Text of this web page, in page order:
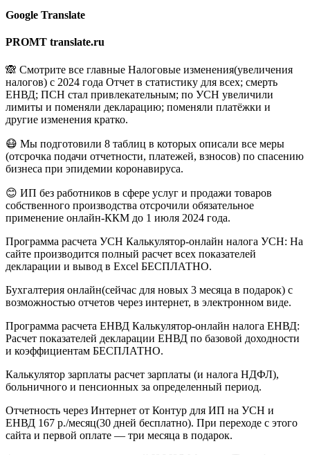
Google Translate
PROMT translate.ru
🙈 Смотрите все главные Налоговые изменения(увеличения
налогов) с 2024 года Отчет в статистику для всех; смерть
ЕНВД; ПСН стал привлекательным; по УСН увеличили
лимиты и поменяли декларацию; поменяли платёжки и
другие изменения кратко.
😷 Мы подготовили 8 таблиц в которых описали все меры
(отсрочка подачи отчетности, платежей, взносов) по спасению
бизнеса при эпидемии коронавируса.
😊 ИП без работников в сфере услуг и продажи товаров
собственного производства отсрочили обязательное
применение онлайн-ККМ до 1 июля 2024 года.
Программа расчета УСН Калькулятор-онлайн налога УСН: На
сайте производится полный расчет всех показателей
декларации и вывод в Excel БЕСПЛАТНО.
Бухгалтерия онлайн(сейчас для новых 3 месяца в подарок) c
возможностью отчетов через интернет, в электронном виде.
Программа расчета ЕНВД Калькулятор-онлайн налога ЕНВД:
Расчет показателей декларации ЕНВД по базовой доходности
и коэффициентам БЕСПЛАТНО.
Калькулятор зарплаты расчет зарплаты (и налога НДФЛ),
больничного и пенсионных за определенный период.
Отчетность через Интернет от Контур для ИП на УСН и
ЕНВД 167 р./месяц(30 дней бесплатно). При переходе с этого
сайта и первой оплате — три месяца в подарок.